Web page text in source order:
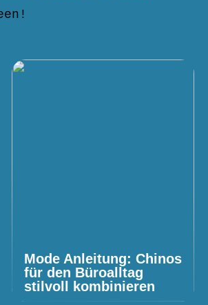
Mode Anleitung: Chinos
für den Büroalltag
stilvoll kombinieren